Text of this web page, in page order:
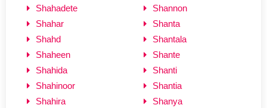
Shahadete
Shahar
Shahd
Shaheen
Shahida
Shahinoor
Shahira
Shannon
Shanta
Shantala
Shante
Shanti
Shantia
Shanya